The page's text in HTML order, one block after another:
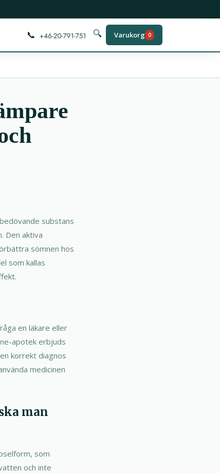
📞 🔍 Varukorg 0
substans
Den aktiva
sömnen hos
som kallas
en läkare eller
apotek erbjuds
korrekt diagnos
medicinen
man
som
och inte